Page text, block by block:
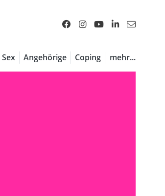
Sex Angehörige Coping mehr...